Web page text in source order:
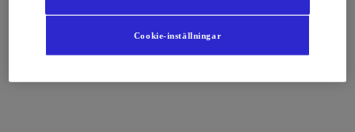
Cookie-inställningar